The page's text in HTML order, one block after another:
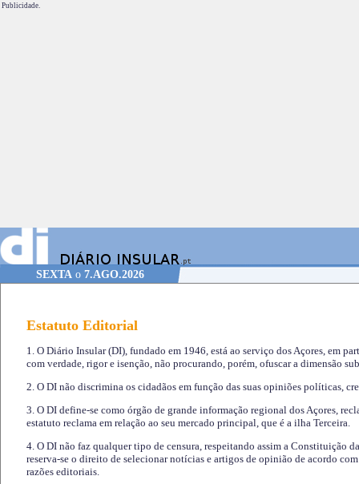
Publicidade.
SEXTA o 7.AGO.2026
Estatuto Editorial
1. O Diário Insular (DI), fundado em 1946, está ao serviço dos Açores, em
com verdade, rigor e isenção, não procurando, porém, ofuscar a dimensão
2. O DI não discrimina os cidadãos em função das suas opiniões políticas,
3. O DI define-se como órgão de grande informação regional dos Açores,
estatuto reclama em relação ao seu mercado principal, que é a ilha Terceira.
4. O DI não faz qualquer tipo de censura, respeitando assim a Constituição
reserva-se o direito de selecionar notícias e artigos de opinião de acordo
razões editoriais.